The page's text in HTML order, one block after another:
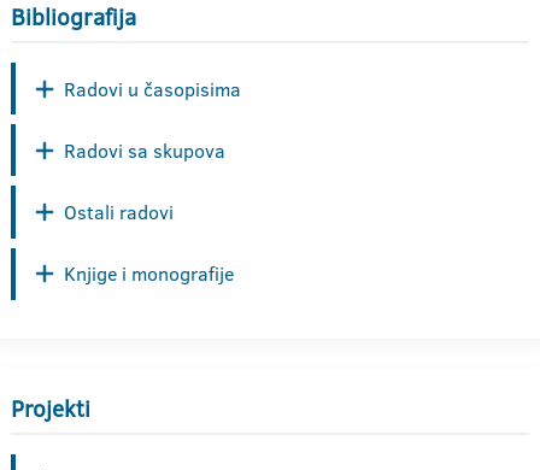
Bibliografija
Radovi u časopisima
Radovi sa skupova
Ostali radovi
Knjige i monografije
Projekti